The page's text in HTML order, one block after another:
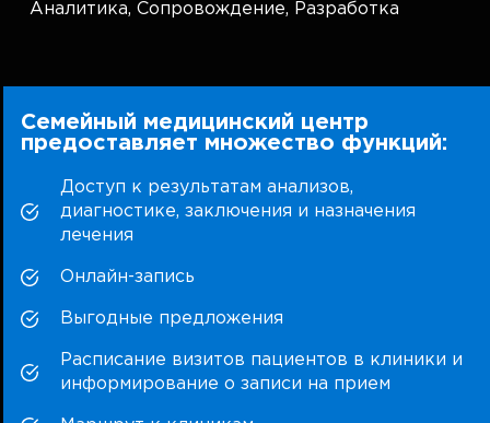
Аналитика,Сопровождение, Разработка
Семейный медицинский центр
предоставляет множество функций:
Доступ к результатам анализов,
диагностике, заключения и назначения
лечения
Онлайн-запись
Выгодные предложения
Расписание визитов пациентов в клиники и
информирование о записи на прием